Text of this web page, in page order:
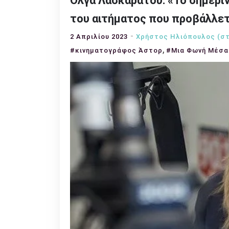
του αιτήματος που
2 Απριλίου 2023 Χρήστος Ηλιόπουλος
#κινηματογράφος Άστορ , #Μια Φωνή Μέσα